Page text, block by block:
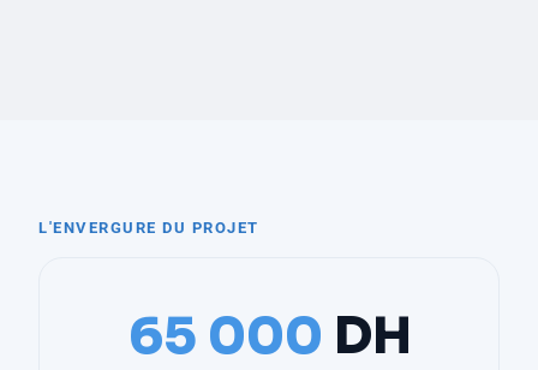
L'ENVERGURE DU PROJET
65 000 DH